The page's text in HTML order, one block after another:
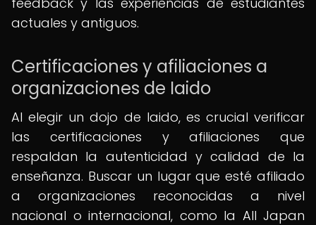
actuales y antiguos.
Certificaciones y afiliaciones a
organizaciones de Iaido
Al elegir un dojo de Iaido, es crucial verificar
las certificaciones y afiliaciones que
respaldan la autenticidad y calidad de la
enseñanza. Buscar un lugar que esté afiliado
a organizaciones reconocidas a nivel
nacional o internacional, como la All Japan